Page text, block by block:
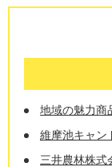
地域の魅力商
維摩池キャン
三井農林株式